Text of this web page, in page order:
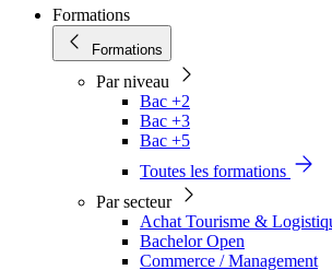
Formations
Formations
Par niveau
Bac +2
Bac +3
Bac +5
Toutes les formations
Par secteur
Achat Tourisme &
Bachelor Open
Commerce / Management